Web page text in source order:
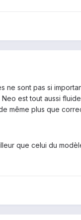
sont pas si
est tout aussi
même plus que
que celui du